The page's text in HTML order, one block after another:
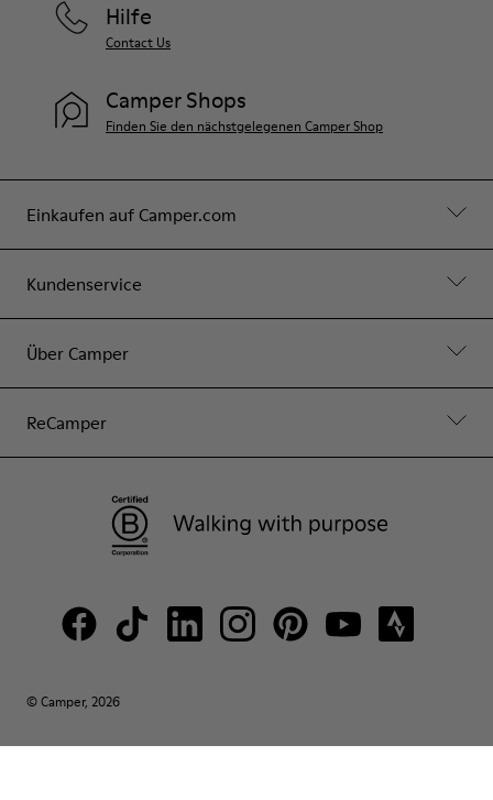
Einkaufen auf Camper.com
Kundenservice
Über Camper
ReCamper
Hilfe
Contact Us
Camper Shops
Finden Sie den nächstgelegenen Camper Shop
© Camper, 2026